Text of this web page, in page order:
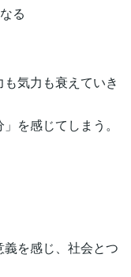
る
気力も衰えていき
を感じてしまう。
を感じ、社会とつ